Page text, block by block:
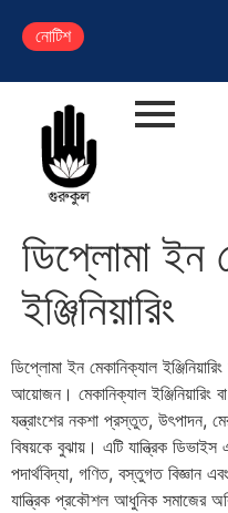
নোটিশ
ডিপ্লোমা ইন
ইঞ্জিনিয়ারিং
ডিপ্লোমা ইন মেকানিক্যাল
আয়োজন। মেকানিক্যাল ইঞ্জিনিয়ারিং
যন্ত্রাংশের নকশা প্রস্তুত, উৎপাদন,
বিষয়কে বুঝায়। এটি যান্ত্রিক
পদার্থবিদ্যা, গণিত, বস্তুগত বিজ্ঞান
যান্ত্রিক প্রকৌশল আধুনিক সমাজের